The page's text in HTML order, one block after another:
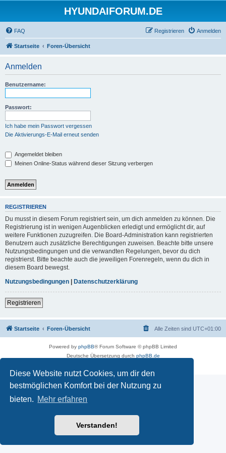
Diese Website nutzt Cookies, um dir den
bestmöglichen Komfort bei der Nutzung zu
bieten. Mehr erfahren
Verstanden!
HYUNDAIFORUM.DE
FAQ Anmelden
Registrieren
Startseite Foren-Übersicht
Anmelden
Benutzername:
Passwort:
Ich habe mein Passwort vergessen
Die Aktivierungs-E-Mail erneut senden
Angemeldet bleiben
Meinen Online-Status während dieser Sitzung verbergen
REGISTRIEREN
Du musst in diesem Forum registriert sein, um dich anmelden zu können. Die
Registrierung ist in wenigen Augenblicken erledigt und ermöglicht dir, auf
weitere Funktionen zuzugreifen. Die Board-Administration kann registrierten
Benutzern auch zusätzliche Berechtigungen zuweisen. Beachte bitte unsere
Nutzungsbedingungen und die verwandten Regelungen, bevor du dich
registrierst. Bitte beachte auch die jeweiligen Forenregeln, wenn du dich in
diesem Board bewegst.
Nutzungsbedingungen | Datenschutzerklärung
Registrieren
Startseite Foren-Übersicht Alle Zeiten sind UTC+01:00
Powered by phpBB® Forum Software © phpBB Limited
Deutsche Übersetzung durch phpBB.de